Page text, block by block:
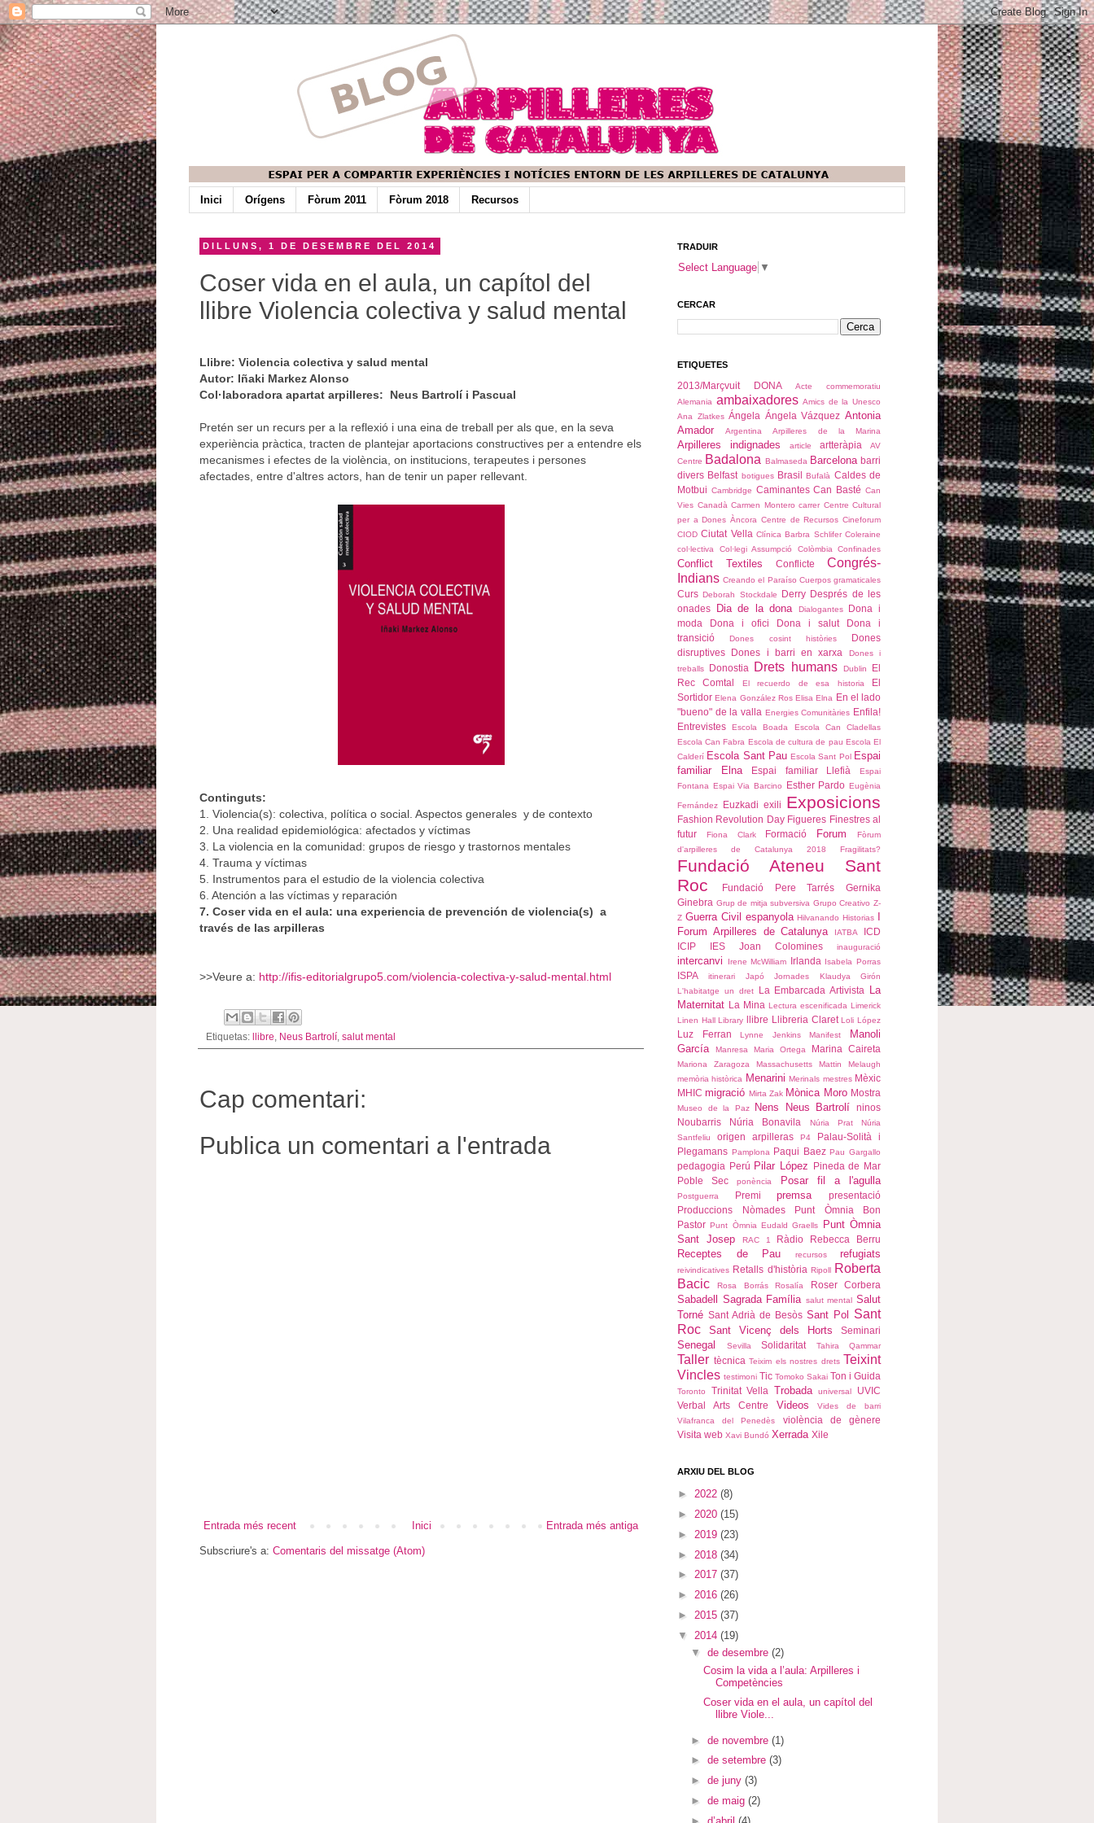
Inici Orígens Fòrum 2011 Fòrum 2018 Recursos
DILLUNS, 1 DE DESEMBRE DEL 2014
Coser vida en el aula, un capítol del
llibre Violencia colectiva y salud mental
Llibre: Violencia colectiva y salud mental
Autor: Iñaki Markez Alonso
Col·laboradora apartat arpilleres:
Neus Bartrolí i Pascual
Pretén ser un recurs per a la reflexió i una eina de treball per als que, en la seva
experiència pràctica, tracten de plantejar aportacions constructives per a entendre els
mecanismes i efectes de la violència, on institucions, terapeutes i persones
afectades, entre d'altres actors, han de tenir un paper rellevant.
Continguts:
1. Violencia(s): colectiva, política o social. Aspectos generales y de contexto
2. Una realidad epidemiológica: afectados y víctimas
3. La violencia en la comunidad: grupos de riesgo y trastornos mentales
4. Trauma y víctimas
5. Instrumentos para el estudio de la violencia colectiva
6. Atención a las víctimas y reparación
7. Coser vida en el aula: una experiencia de prevención de violencia(s) a
través de las arpilleras
>>Veure a: http://ifis-editorialgrupo5.com/violencia-colectiva-y-salud-mental.html
Etiquetas: llibre Neus Bartrolí salut mental
Cap comentari:
Publica un comentari a l'entrada
Entrada més recent Entrada més antiga
Inici
Subscriure's a: Comentaris del missatge (Atom)
TRADUIR
Select Language ▼
CERCAR
ETIQUETES
2013/Marçvuit DONA
Acte commemoratiu
Alemania ambaixadores Amics de la Unesco
Ana Zlatkes Ángela Ángela Vázquez Antonia
Amador
Argentina Arpilleres de la Marina
Arpilleres indignades article artteràpia
AV
Centre Badalona Balmaseda Barcelona barri
divers Belfast botigues Brasil Bufalà Caldes de
Motbui Cambridge Caminantes Can Basté Can
Vies Canadà Carmen Montero carrer Centre Cultural
per a Dones Àncora Centre de Recursos Cineforum
CIOD Ciutat Vella Clínica Barbra Schlifer Coleraine
col·lectiva
Col·legi Assumpció Colòmbia Confinades
Conflict Textiles Conflicte
Congrés-
Indians Creando el Paraíso Cuerpos gramaticales
Curs Deborah Stockdale Derry Després de les
onades
Dia de la dona Dialogantes
Dona i
moda
Dona i ofici Dona i salut
Dona i
transició
Dones cosint històries
Dones
disruptives
Dones i barri en xarxa
Dones i
treballs
Donostia Drets humans Dublin
El
Rec Comtal
El recuerdo de esa historia
El
Sortidor Elena González Ros Elisa Elna
En el lado
"bueno" de la valla Energies Comunitàries Enfila!
Entrevistes
Escola Boada
Escola Can Cladellas
Escola Can Fabra Escola de cultura de pau Escola El
Calderí Escola Sant Pau Escola Sant Pol Espai
familiar Elna
Espai familiar Llefià
Espai
Fontana Espai Via Barcino Esther Pardo Eugènia
Fernández Euzkadi exili Exposicions
Fashion Revolution Day Figueres Finestres al
futur
Fiona Clark Formació Forum
Fòrum
d'arpilleres de Catalunya 2018
Fragilitats?
Fundació Ateneu Sant
Roc
Fundació Pere Tarrés
Gernika
Ginebra Grup de mitja subversiva Grupo Creativo Z-
Z Guerra Civil espanyola Hilvanando Historias
Forum Arpilleres de Catalunya
IATBA
ICD
ICIP
IES Joan Colomines inauguració
intercanvi Irene McWilliam Irlanda Isabela Porras
ISPA itinerari Japó Jornades
Klaudya Girón
L'habitatge un dret
La Embarcada Artivista
La
Maternitat
La Mina Lectura escenificada Limerick
Linen Hall Library
llibre Llibreria Claret Loli López
Luz Ferran Lynne Jenkins Manifest
Manoli
García
Manresa Maria Ortega Marina Caireta
Mariona Zaragoza Massachusetts
Mattin Melaugh
memòria històrica
Menarini Merinals mestres Mèxic
MHIC migració Mirta Zak Mònica Moro Mostra
Museo de la Paz Nens Neus Bartrolí
ninos
Noubarris
Núria Bonavila Núria Prat
Núria
Santfeliu
origen arpilleras P4
Palau-Solità i
Plegamans Pamplona Paqui Baez Pau Gargallo
pedagogia Perú Pilar López
Pineda de Mar
Poble Sec
ponència Posar fil a l'agulla
Postguerra Premi premsa
presentació
Produccions Nòmades
Punt Òmnia Bon
Pastor Punt Òmnia Eudald Graells
Punt Òmnia
Sant Josep
RAC 1 Ràdio Rebecca Berru
Receptes de Pau recursos refugiats
reivindicatives Retalls d'història Ripoll Roberta
Bacic
Rosa Borrás Rosalía Roser Corbera
Sabadell Sagrada Família salut mental Salut
Torné Sant Adrià de Besòs Sant Pol
Sant
Roc
Sant Vicenç dels Horts Seminari
Senegal Sevilla Solidaritat Tahira Qammar
Taller tècnica Teixim els nostres drets Teixint
Vincles testimoni Tic Tomoko Sakai Ton i Guida
Toronto Trinitat Vella Trobada universal
UVIC
Verbal Arts Centre
Videos
Vides de barri
Vilafranca del Penedès
violència de gènere
Visita web Xavi Bundó Xerrada Xile
ARXIU DEL BLOG
► 2022 (8)
► 2020 (15)
► 2019 (23)
► 2018 (34)
► 2017 (37)
► 2016 (26)
► 2015 (37)
▼ 2014 (19)
▼ de desembre (2)
Cosim la vida a l’aula: Arpilleres i
Competències
Coser vida en el aula, un capítol del
llibre Viole...
► de novembre (1)
► de setembre (3)
► de juny (3)
► de maig (2)